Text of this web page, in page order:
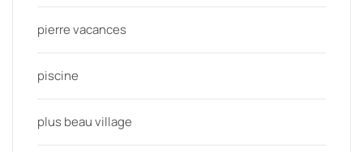
pierre vacances
piscine
plus beau village